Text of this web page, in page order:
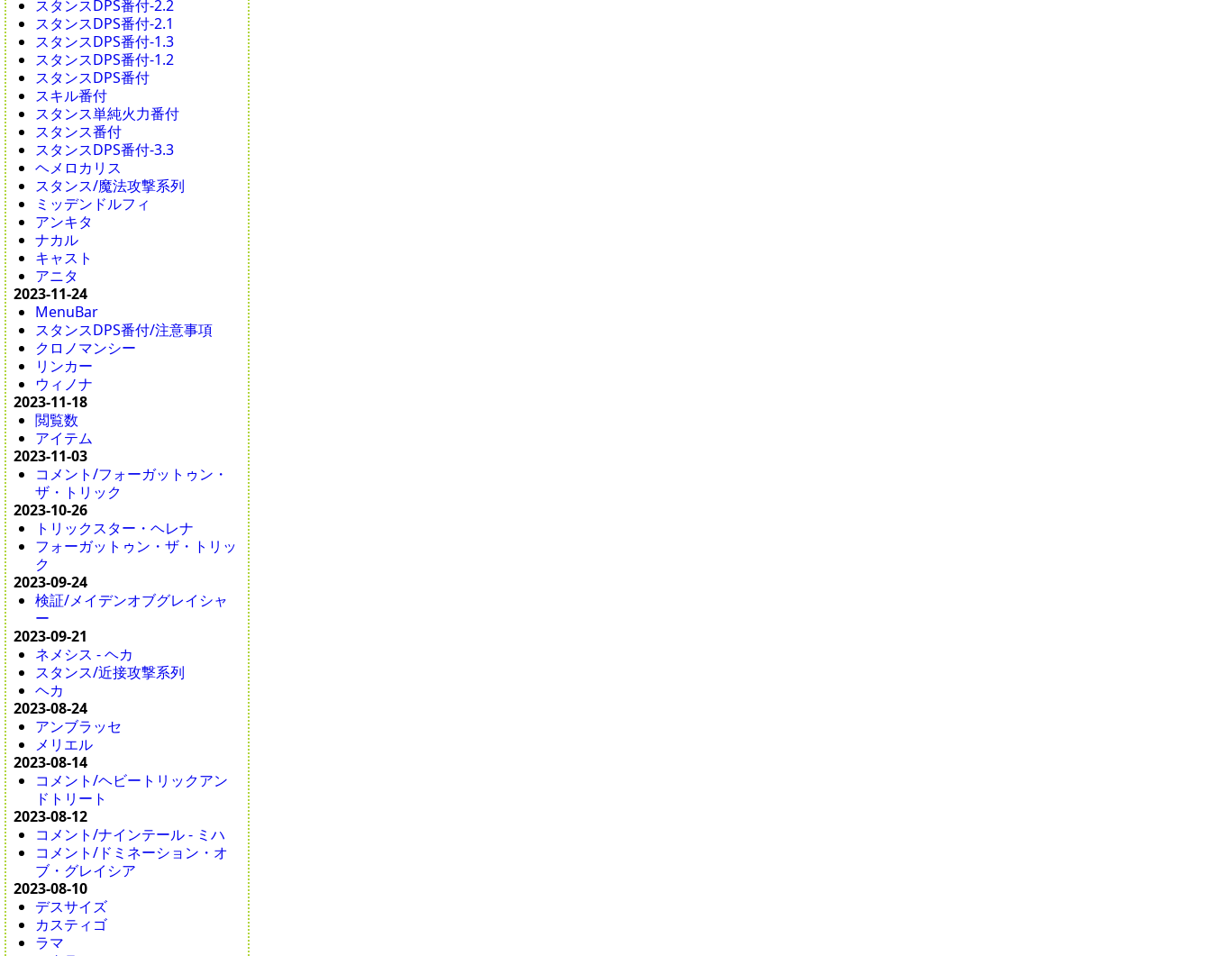
スタンスDPS番付-2.2
スタンスDPS番付-2.1
スタンスDPS番付-1.3
スタンスDPS番付-1.2
スタンスDPS番付
スキル番付
スタンス単純火力番付
スタンス番付
スタンスDPS番付-3.3
ヘメロカリス
スタンス/魔法攻撃系列
ミッデンドルフィ
アンキタ
ナカル
キャスト
アニタ
2023-11-24
MenuBar
スタンスDPS番付/注意事項
クロノマンシー
リンカー
ウィノナ
2023-11-18
閲覧数
アイテム
2023-11-03
コメント/フォーガットゥン・
ザ・トリック
2023-10-26
トリックスター・ヘレナ
フォーガットゥン・ザ・トリッ
ク
2023-09-24
検証/メイデンオブグレイシャ
ー
2023-09-21
ネメシス - ヘカ
スタンス/近接攻撃系列
ヘカ
2023-08-24
アンブラッセ
メリエル
2023-08-14
コメント/ヘビートリックアン
ドトリート
2023-08-12
コメント/ナインテール - ミハ
コメント/ドミネーション・オ
ブ・グレイシア
2023-08-10
デスサイズ
カスティゴ
ラマ